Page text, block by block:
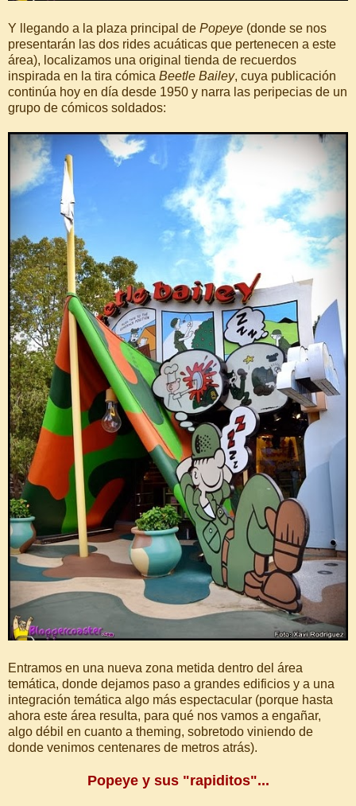
Y llegando a la plaza principal de Popeye (donde se nos
presentarán las dos rides acuáticas que pertenecen a este
área), localizamos una original tienda de recuerdos
inspirada en la tira cómica Beetle Bailey, cuya publicación
continúa hoy en día desde 1950 y narra las peripecias de un
grupo de cómicos soldados:
Entramos en una nueva zona metida dentro del área
temática, donde dejamos paso a grandes edificios y a una
integración temática algo más espectacular (porque hasta
ahora este área resulta, para qué nos vamos a engañar,
algo débil en cuanto a theming, sobretodo viniendo de
donde venimos centenares de metros atrás).
Popeye y sus "rapiditos"...